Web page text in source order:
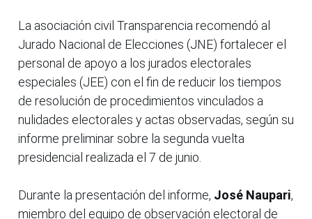
La asociación civil Transparencia recomendó al
Jurado Nacional de Elecciones (JNE) fortalecer el
personal de apoyo a los jurados electorales
especiales (JEE) con el fin de reducir los tiempos
de resolución de procedimientos vinculados a
nulidades electorales y actas observadas, según su
informe preliminar sobre la segunda vuelta
presidencial realizada el 7 de junio.
Durante la presentación del informe, José Naupari,
miembro del equipo de observación electoral de